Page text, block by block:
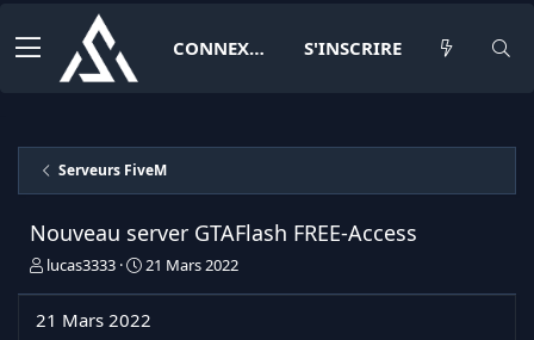
CONNEXION S'INSCRIRE
Serveurs FiveM
Nouveau server GTAFlash FREE-Access
Ilucas3333
D
e
21 Mars 2022
21 Mars 2022